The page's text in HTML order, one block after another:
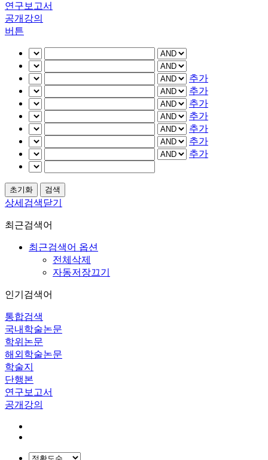
연구보고서
공개강의
버튼
추가
추가
추가
추가
추가
추가
추가
상세검색닫기
최근검색어
최근검색어 옵션
전체삭제
자동저장끄기
인기검색어
통합검색
국내학술논문
학위논문
해외학술논문
학술지
단행본
연구보고서
공개강의